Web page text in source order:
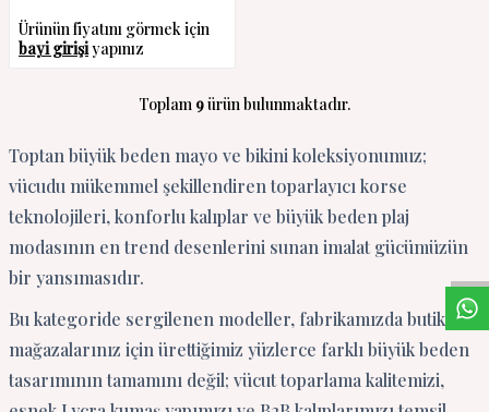
W
h
a
s
a
p
p
D
e
s
t
e
H
a
t
t
Ürünün fiyatını görmek için
bayi girişiyapınız
Toplam 9ürün bulunmaktadır.
Toptan büyük beden mayo ve bikini koleksiyonumuz;
vücudu mükemmel şekillendiren toparlayıcı korse
teknolojileri, konforlu kalıplar ve büyük beden plaj
modasının en trend desenlerini sunan imalat gücümüzün
bir yansımasıdır.
Bu kategoride sergilenen modeller, fabrikamızda butik ve
mağazalarınız için ürettiğimiz yüzlerce farklı büyük beden
tasarımının tamamını değil; vücut toparlama kalitemizi,